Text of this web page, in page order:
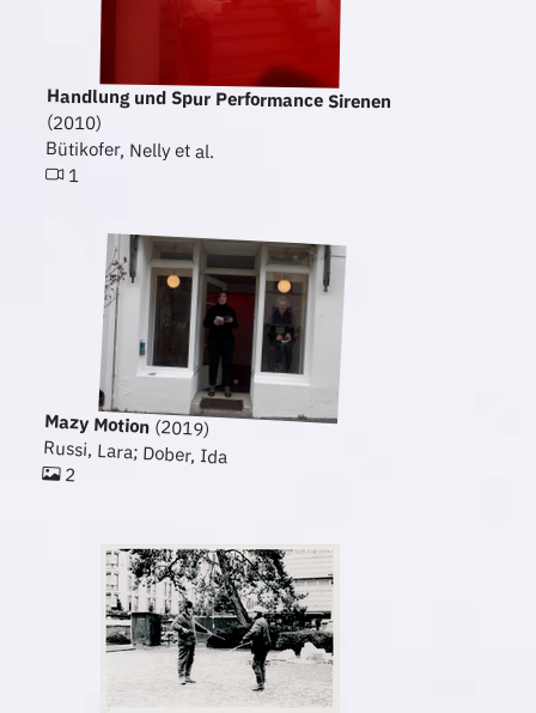
Handlung und Spur Performance Sirenen
(2010)
Bütikofer, Nelly et al.
1
Mazy Motion (2019)
Russi, Lara; Dober, Ida
2